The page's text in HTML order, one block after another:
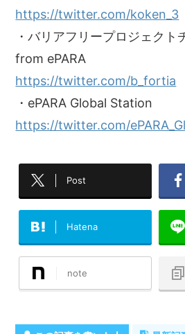
https://twitter.com/koken_3
・バリアフリープロジェクト
from ePARA
https://twitter.com/b_fortia
・ePARA Global Station
https://twitter.com/
Post
Hatena
note